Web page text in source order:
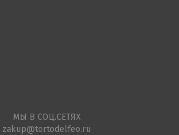
МЫ В СОЦ.СЕТЯХ
zakup@tortodelfeo.ru